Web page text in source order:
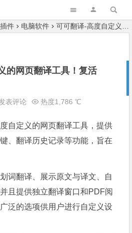
件 电脑软件 可可翻译-高度自定义的网页翻译工具！复活Google翻译
的网页翻译工具！复活
表评论 热度1,786 ℃
自定义的网页翻译工具，提供
、翻译历史记录等功能，旨在
词翻译、展示原文与译文、自
且提供独立翻译窗口和PDF阅
泛的选项供用户进行自定义设